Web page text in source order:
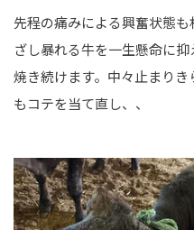
先程の痛みによる興奮状態
ざし暴れる牛を一生懸命に
焼き続けます。中々止まり
もコテを当て直し、、